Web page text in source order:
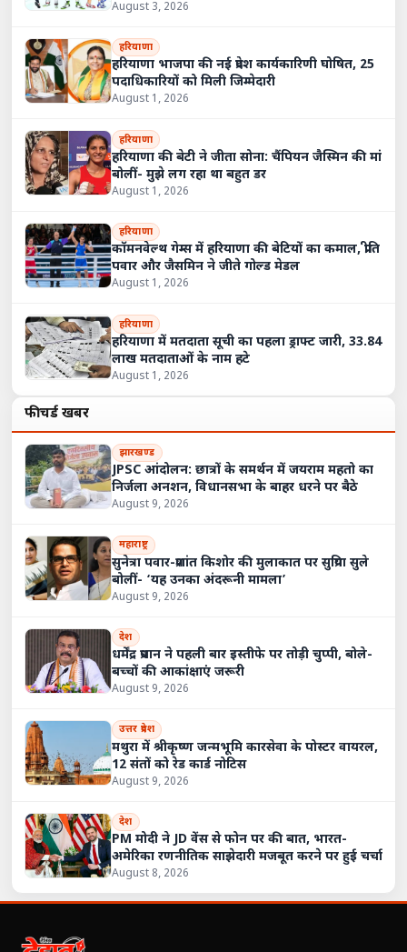
August 3, 2026
हरियाणा
हरियाणा भाजपा की नई प्रदेश कार्यकारिणी घोषित, 25
पदाधिकारियों को मिली जिम्मेदारी
August 1, 2026
हरियाणा
हरियाणा की बेटी ने जीता सोना: चैंपियन जैस्मिन की मां
बोलीं- मुझे लग रहा था बहुत डर
August 1, 2026
हरियाणा
कॉमनवेल्थ गेम्स में हरियाणा की बेटियों का कमाल, प्रीति
पवार और जैसमिन ने जीते गोल्ड मेडल
August 1, 2026
हरियाणा
हरियाणा में मतदाता सूची का पहला ड्राफ्ट जारी, 33.84
लाख मतदाताओं के नाम हटे
August 1, 2026
फीचर्ड खबरें
झारखण्ड
JPSC आंदोलन: छात्रों के समर्थन में जयराम महतो का
निर्जला अनशन, विधानसभा के बाहर धरने पर बैठे
August 9, 2026
महाराष्ट्र
सुनेत्रा पवार-प्रशांत किशोर की मुलाकात पर सुप्रिया सुले
बोलीं- ‘यह उनका अंदरूनी मामला’
August 9, 2026
देश
धर्मेंद्र प्रधान ने पहली बार इस्तीफे पर तोड़ी चुप्पी, बोले-
बच्चों की आकांक्षाएं जरूरी
August 9, 2026
उत्तर प्रदेश
मथुरा में श्रीकृष्ण जन्मभूमि कारसेवा के पोस्टर वायरल,
12 संतों को रेड कार्ड नोटिस
August 9, 2026
देश
PM मोदी ने JD वेंस से फोन पर की बात, भारत-
अमेरिका रणनीतिक साझेदारी मजबूत करने पर हुई चर्चा
August 8, 2026